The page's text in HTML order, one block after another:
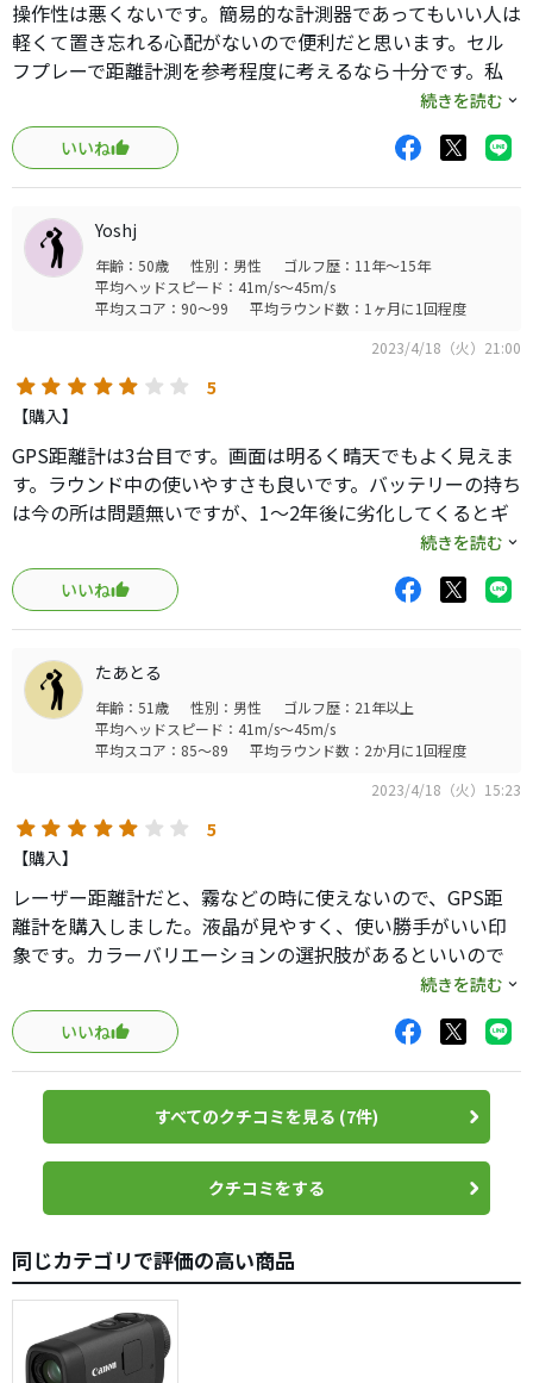
操作性は悪くないです。簡易的な計測器であってもいい人は
軽くて置き忘れる心配がないので便利だと思います。セル
フプレーで距離計測を参考程度に考えるなら十分です。私
は腕に巻くと気になったので、ベルトに付けています。
続きを読む
いいね
Yoshj
年齢：50歳 性別：男性
ゴルフ歴：11年～15年
平均ヘッドスピード：41m/s～45m/s
平均スコア：90～99
平均ラウンド数：1ヶ月に1回程度
2023/4/18（火）21:00
5
【購入】
GPS距離計は3台目です。画面は明るく晴天でもよく見えま
す。ラウンド中の使いやすさも良いです。バッテリーの持ち
は今の所は問題無いですが、1〜2年後に劣化してくるとギ
リかも、マイナス点はゴルフ場の選択が海外製の為かロー
マ字表示なので分かりにくいです。
続きを読む
いいね
たあとる
年齢：51歳 性別：男性
ゴルフ歴：21年以上
平均ヘッドスピード：41m/s～45m/s
平均スコア：85～89
平均ラウンド数：2か月に1回程度
2023/4/18（火）15:23
5
【購入】
レーザー距離計だと、霧などの時に使えないので、GPS距
離計を購入しました。液晶が見やすく、使い勝手がいい印
象です。カラーバリエーションの選択肢があるといいので
すが。いい買い物で、おすすめできると思います。心配し
ていたバッテリーのもちも1ラウンドでは十分問題ないと思
います。
続きを読む
いいね
すべてのクチコミを見る (7件)
クチコミをする
同じカテゴリで評価の高い商品